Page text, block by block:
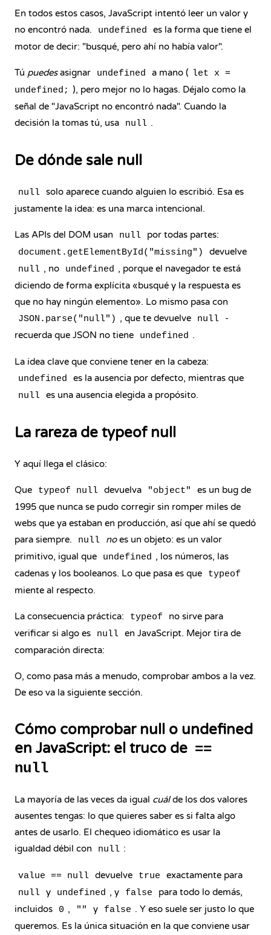
En todos estos casos, JavaScript intentó leer un valor y
no encontró nada.
undefined
es la forma que tiene el
motor de decir: "busqué, pero ahí no había valor".
Tú puedesasignar undefined a mano ( let x =
undefined; ), pero mejor no lo hagas. Déjalo como la
señal de "JavaScript no encontró nada". Cuando la
decisión la tomas tú, usa
null .
De dónde sale null
null solo aparece cuando alguien lo escribió. Esa es
justamente la idea: es una marca intencional.
Las APIs del DOM usan null por todas partes:
document.getElementById("missing") devuelve
null , no undefined , porque el navegador te está
diciendo de forma explícita «busqué y la respuesta es
que no hay ningún elemento». Lo mismo pasa con
JSON.parse("null") , que te devuelve null
-
recuerda que JSON no tiene
undefined .
La idea clave que conviene tener en la cabeza:
undefined es la ausencia por defecto, mientras que
null es una ausencia elegida a propósito.
La rareza de typeof null
Y aquí llega el clásico:
Que typeof null devuelva "object"
es un bug de
1995 que nunca se pudo corregir sin romper miles de
webs que ya estaban en producción, así que ahí se quedó
para siempre.
null noes un objeto: es un valor
primitivo, igual que
undefined , los números, las
cadenas y los booleanos. Lo que pasa es que
typeof
miente al respecto.
La consecuencia práctica: typeof
no sirve para
verificar si algo es
null en JavaScript. Mejor tira de
comparación directa:
O, como pasa más a menudo, comprobar ambos a la vez.
De eso va la siguiente sección.
Cómo comprobar null o undefined
en JavaScript: el truco de ==
null
La mayoría de las veces da igual cuálde los dos valores
ausentes tengas: lo que quieres saber es si falta algo
antes de usarlo. El chequeo idiomático es usar la
igualdad débil con
null :
value == null devuelve true exactamente para
null y undefined , y false
para todo lo demás,
incluidos
0 , "" y false . Y eso suele ser justo lo que
queremos. Es la única situación en la que conviene usar